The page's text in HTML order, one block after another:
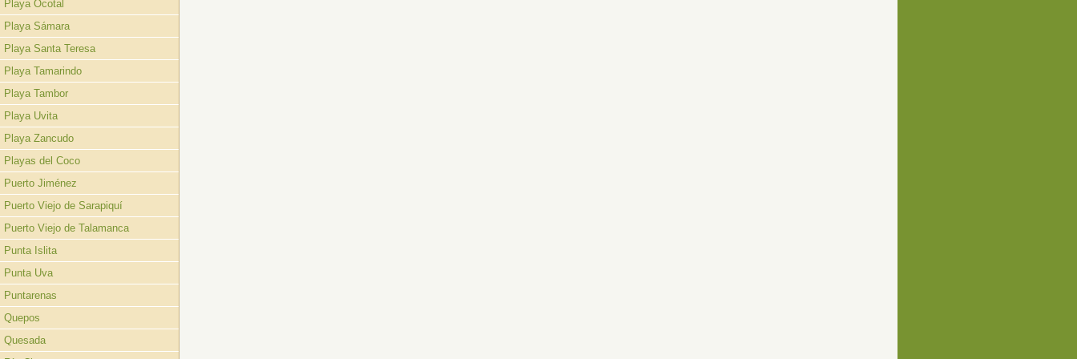
Playa Ocotal
Playa Sámara
Playa Santa Teresa
Playa Tamarindo
Playa Tambor
Playa Uvita
Playa Zancudo
Playas del Coco
Puerto Jiménez
Puerto Viejo de Sarapiquí
Puerto Viejo de Talamanca
Punta Islita
Punta Uva
Puntarenas
Quepos
Quesada